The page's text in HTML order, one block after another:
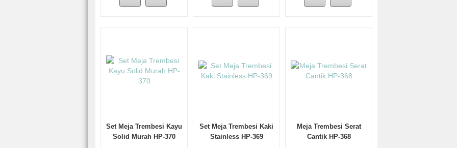
Set Meja Trembesi Kayu
Solid Murah HP-370
Set Meja Trembesi Kaki
Stainless HP-369
Meja Trembesi Serat
Cantik HP-368